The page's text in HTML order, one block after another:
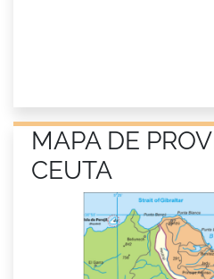
MAPA DE
CEUTA